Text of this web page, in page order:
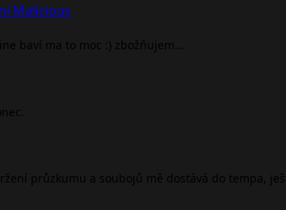
Malicious
baví ma to moc :) zbožňujem…
průzkumu a soubojů mě dostává do tempa,